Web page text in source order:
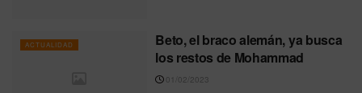
ACTUALIDAD
Beto, el braco alemán, ya busca
los restos de Mohammad
01/02/2023